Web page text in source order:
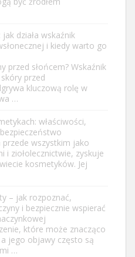
działa wskaźnik
i kiedy warto go
przed słońcem? Wskaźnik
przed
kluczową rolę w
…
właściwości,
przede wszystkim jako
i ziołolecznictwie, zyskuje
kosmetyków. Jej
– jak rozpoznać,
i bezpiecznie wspierać
które może znacząco
jego objawy często są
…